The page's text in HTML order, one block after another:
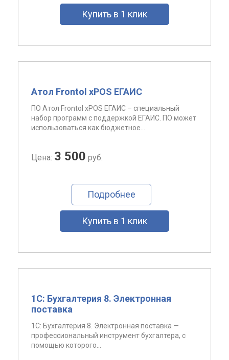
Купить в 1 клик
Атол Frontol xPOS ЕГАИС
ПО Атол Frontol xPOS ЕГАИС – специальный
набор программ с поддержкой ЕГАИС. ПО может
использоваться как бюджетное...
Цена: 3 500 руб.
Подробнее
Купить в 1 клик
1С: Бухгалтерия 8. Электронная
поставка
1C: Бухгалтерия 8. Электронная поставка —
профессиональный инструмент бухгалтера, с
помощью которого...